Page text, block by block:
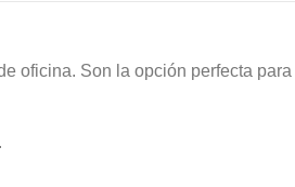
oficina. Son la opción perfecta